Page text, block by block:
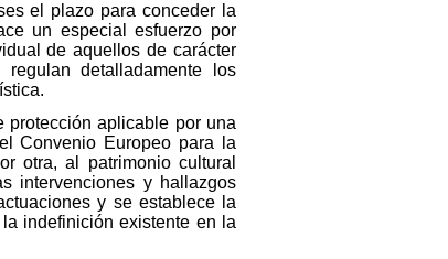
el plazo para conceder la
un especial esfuerzo por
de aquellos de carácter
detalladamente los
protección aplicable por una
Convenio Europeo para la
otra, al patrimonio cultural
intervenciones y hallazgos
y se establece la
indefinición existente en la